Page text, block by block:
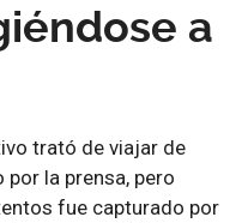
a
trató de viajar de
la prensa, pero
fue capturado por